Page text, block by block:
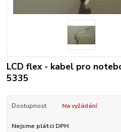
LCD flex - kabel pro
5335
Dostupnost Na vyžádání
Nejsme plátci DPH